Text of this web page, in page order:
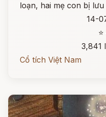
loạn, hai mẹ con bị
14-
3,841
Cổ tích Việt Nam